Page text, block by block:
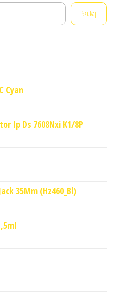
Szukaj
Cyan
Ip Ds 7608Nxi K1/8P
35Mm (Hz460_Bl)